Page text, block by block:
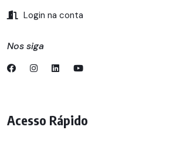
Login na conta
Nos siga
Acesso Rápido